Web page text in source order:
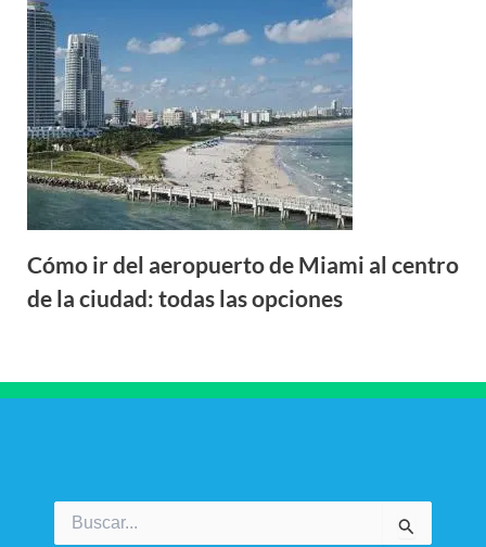
Cómo ir del aeropuerto de Miami al centro
de la ciudad: todas las opciones
Buscar
por: